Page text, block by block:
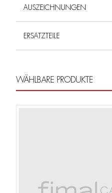
AUSZEICHNUNGEN
ERSATZTEILE
WÄHLBARE PRODUKTE